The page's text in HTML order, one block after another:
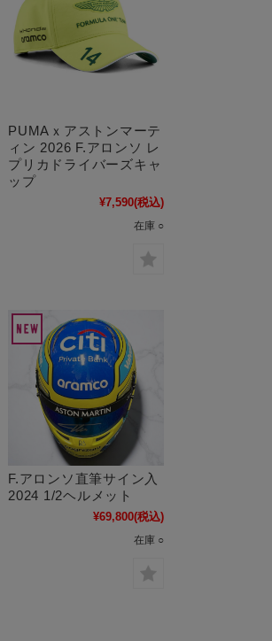
PUMAｘアストンマーテ
ィン 2026 F.アロンソ レ
プリカドライバーズキャ
ップ
¥7,590(税込)
在庫 ○
F.アロンソ直筆サイン入
2024 1/2ヘルメット
¥69,800(税込)
在庫 ○